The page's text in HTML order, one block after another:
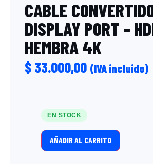
CABLE
DISPLAY PORT –
HEMBRA 4K
$ 33.000,00 (IVA incluido)
EN STOCK
AÑADIR AL CARRITO